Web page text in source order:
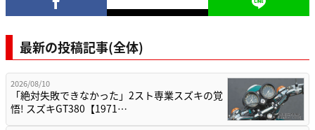
最新の投稿記事(全体)
2026/08/10
「絶対失敗できなかった」2スト専業スズキの覚
悟! スズキGT380【1971…